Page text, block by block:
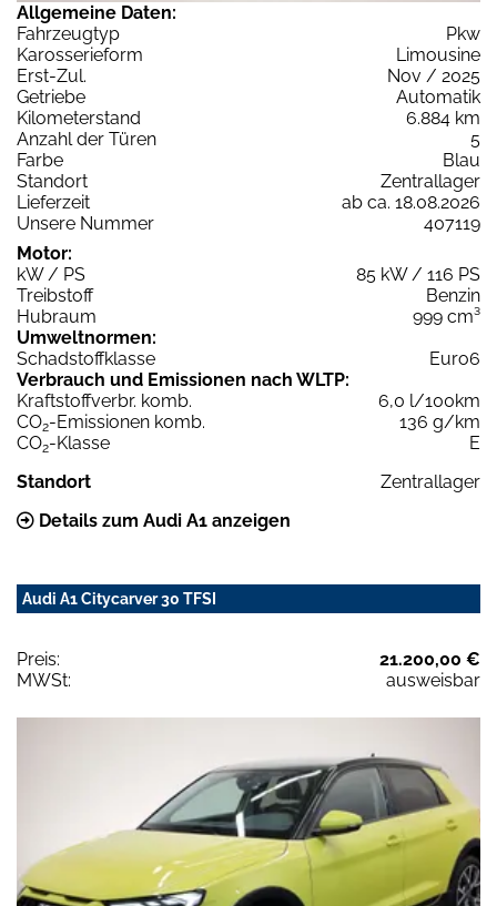
Allgemeine Daten:
Fahrzeugtyp
Pkw
Karosserieform
Limousine
Erst-Zul.
Nov / 2025
Getriebe
Automatik
Kilometerstand
6.884 km
Anzahl der Türen
5
Farbe
Blau
Standort
Zentrallager
Lieferzeit
ab ca. 18.08.2026
Unsere Nummer
407119
Motor:
kW / PS
85 kW / 116 PS
Treibstoff
Benzin
Hubraum
999 cm³
Umweltnormen:
Schadstoffklasse
Euro6
Verbrauch und Emissionen nach WLTP:
Kraftstoffverbr. komb.
6,0 l/100km
CO2-Emissionen komb.
136 g/km
CO2-Klasse
E
Standort
Zentrallager
Details zum Audi A1 anzeigen
Audi A1 Citycarver 30 TFSI
Preis:
21.200,00 €
MWSt:
ausweisbar